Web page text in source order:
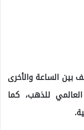
بين الساعة والأخرى
للذهب، كما